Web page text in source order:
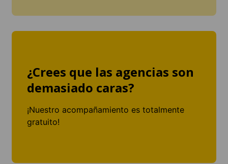
¿Crees que las agencias son
demasiado caras?
¡Nuestro acompañamiento es totalmente
gratuito!